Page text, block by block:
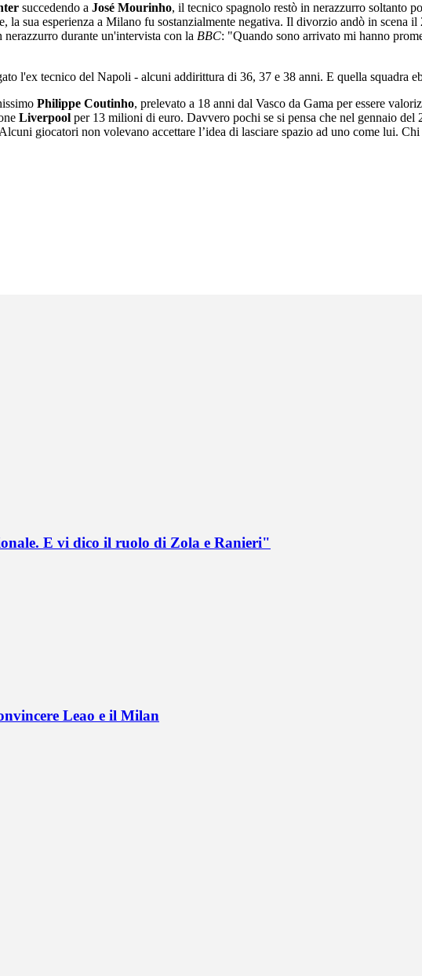
succedendo a José Mourinho, il tecnico spagnolo restò in nerazzurro soltanto
la sua esperienza a Milano fu sostanzialmente negativa. Il divorzio andò in
nerazzurro durante un'intervista con la BBC: "Quando sono arrivato mi hanno
l'ex tecnico del Napoli - alcuni addirittura di 36, 37 e 38 anni. E quella squadra
Philippe Coutinho, prelevato a 18 anni dal Vasco da Gama per essere
Liverpool per 13 milioni di euro. Davvero pochi se si pensa che nel gennaio del
giocatori non volevano accettare l’idea di lasciare spazio ad uno come lui.
E vi dico il ruolo di Zola e Ranieri"
Leao e il Milan